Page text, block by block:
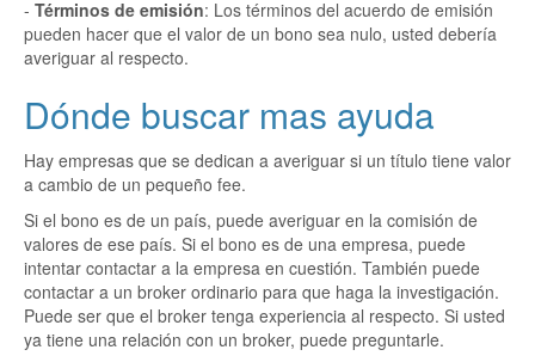
- Términos de emisión: Los términos del acuerdo de emisión
pueden hacer que el valor de un bono sea nulo, usted debería
averiguar al respecto.
Dónde buscar mas ayuda
Hay empresas que se dedican a averiguar si un título tiene valor
a cambio de un pequeño fee.
Si el bono es de un país, puede averiguar en la comisión de
valores de ese país. Si el bono es de una empresa, puede
intentar contactar a la empresa en cuestión. También puede
contactar a un broker ordinario para que haga la investigación.
Puede ser que el broker tenga experiencia al respecto. Si usted
ya tiene una relación con un broker, puede preguntarle.